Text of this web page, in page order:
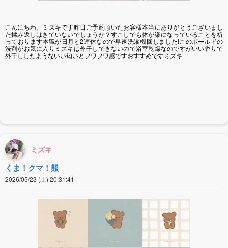
こんにちわ。ミズキです昨日ご予約頂いたお客様本当にありがとうございまし
た揉み返しはきていないでしょうか？すこしでも体が楽になっていることを祈
っております本職が日月と2連休なので早速洗濯機回しました!このボールドの
洗剤がお気に入りミズキは外干しできないので浴室乾燥なのですがいい香りで
外干ししたようないい匂いとフワフワ感ですおすすめですミズキ
ミズキ
くま！クマ！熊
2026/05/23 (土) 20:31:41